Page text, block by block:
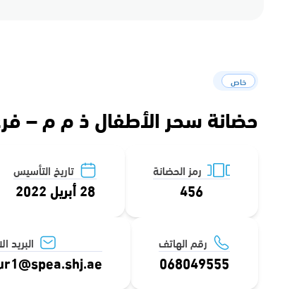
خاص
حضانة سحر الأطفال ذ م م –
رمز الحضانة
456
تاريخ التأسيس
28 أبريل 2022
رقم الهاتف
068049555
البريد